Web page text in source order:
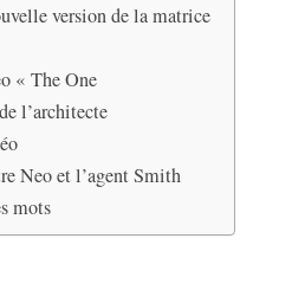
version de la matrice
« The One
l’architecte
Neo et l’agent Smith
mots